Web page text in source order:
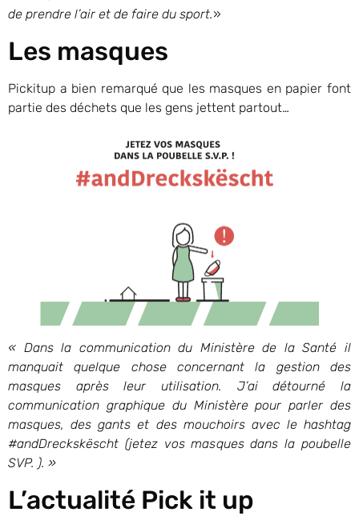
de prendre l’air et de faire du sport.»
Les masques
Pickitup a bien remarqué que les masques en papier font
partie des déchets que les gens jettent partout…
« Dans la communication du Ministère de la Santé il
manquait quelque chose concernant la gestion des
masques après leur utilisation. J’ai détourné la
communication graphique du Ministère pour parler des
masques, des gants et des mouchoirs avec le hashtag
#andDreckskëscht (jetez vos masques dans la poubelle
SVP. ). »
L’actualité Pick it up